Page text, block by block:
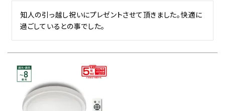
知人の引っ越し祝いにプレゼントさせて頂きました。快適に
過ごしているとの事でした。